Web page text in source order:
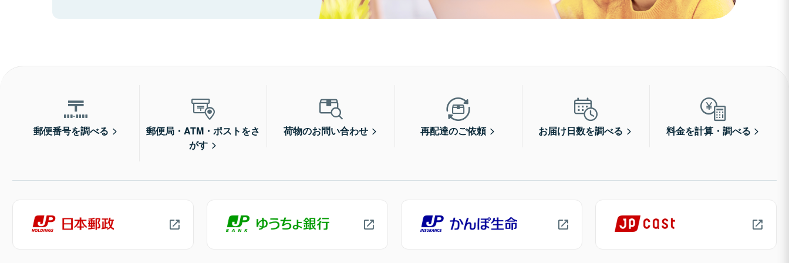
郵便番号を調べる
郵便局・ATM・ポストをさ
がす
荷物のお問い合わせ 再配達のご依頼 お届け日数を調べる 料金を計算・調べる